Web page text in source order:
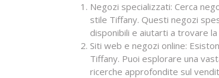
Negozi specializzati: Cerca
stile Tiffany. Questi negozi
disponibili e aiutarti a trovare
Siti web e negozi online:
Tiffany. Puoi esplorare una
ricerche approfondite sul